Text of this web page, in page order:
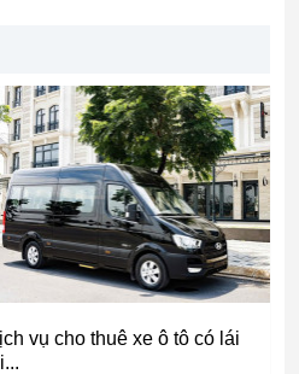
vụ cho thuê xe ô tô có lái